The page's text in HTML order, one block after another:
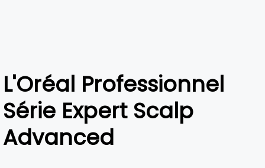
L'Oréal Professionnel
Série Expert Scalp
Advanced